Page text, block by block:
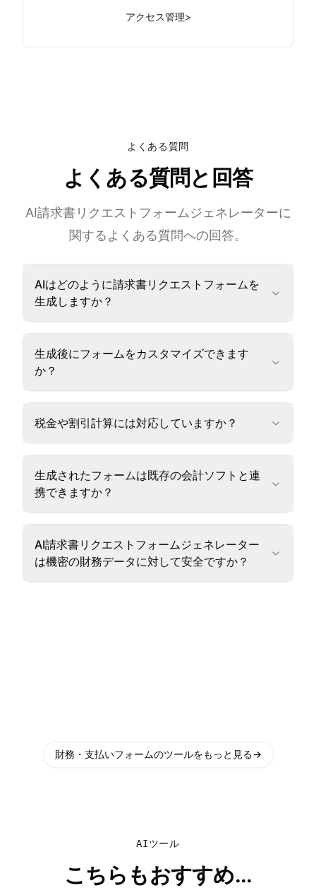
アクセス管理>
よくある質問
よくある質問と回答
AI請求書リクエストフォームジェネレーターに
関するよくある質問への回答。
AIはどのように請求書リクエストフォームを
生成しますか？
生成後にフォームをカスタマイズできます
か？
税金や割引計算には対応していますか？
生成されたフォームは既存の会計ソフトと連
携できますか？
AI請求書リクエストフォームジェネレーター
は機密の財務データに対して安全ですか？
財務・支払いフォームのツールをもっと見る→
AIツール
こちらもおすすめ...